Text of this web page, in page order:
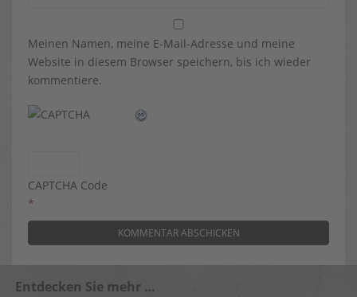
Meinen Namen, meine E-Mail-Adresse und meine
Website in diesem Browser speichern, bis ich wieder
kommentiere.
CAPTCHA Code
*
Entdecken Sie mehr …